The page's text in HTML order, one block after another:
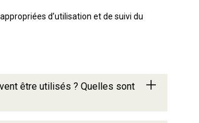
d’utilisation et de suivi du
être utilisés ? Quelles sont